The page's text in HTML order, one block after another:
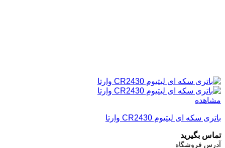
مشاهده
باتری سکه ای لیتیوم CR2430 وارتا
تماس بگیرید
آدرس فروشگاه